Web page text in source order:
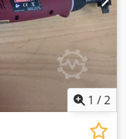
1 /2